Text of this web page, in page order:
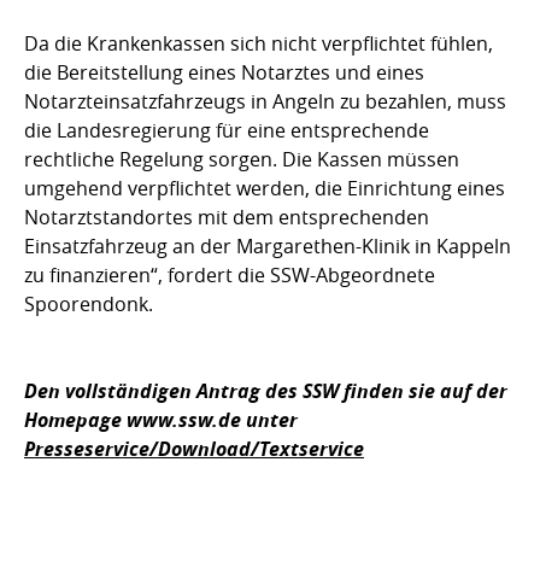
Da die Krankenkassen sich nicht verpflichtet fühlen,
die Bereitstellung eines Notarztes und eines
Notarzteinsatzfahrzeugs in Angeln zu bezahlen, muss
die Landesregierung für eine entsprechende
rechtliche Regelung sorgen. Die Kassen müssen
umgehend verpflichtet werden, die Einrichtung eines
Notarztstandortes mit dem entsprechenden
Einsatzfahrzeug an der Margarethen-Klinik in Kappeln
zu finanzieren“, fordert die SSW-Abgeordnete
Spoorendonk.
Den vollständigen Antrag des SSW finden sie auf der
Homepage www.ssw.de unter
Presseservice/Download/Textservice